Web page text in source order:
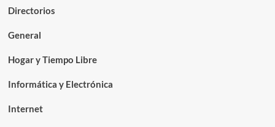
Directorios
General
Hogar y Tiempo Libre
Informática y Electrónica
Internet